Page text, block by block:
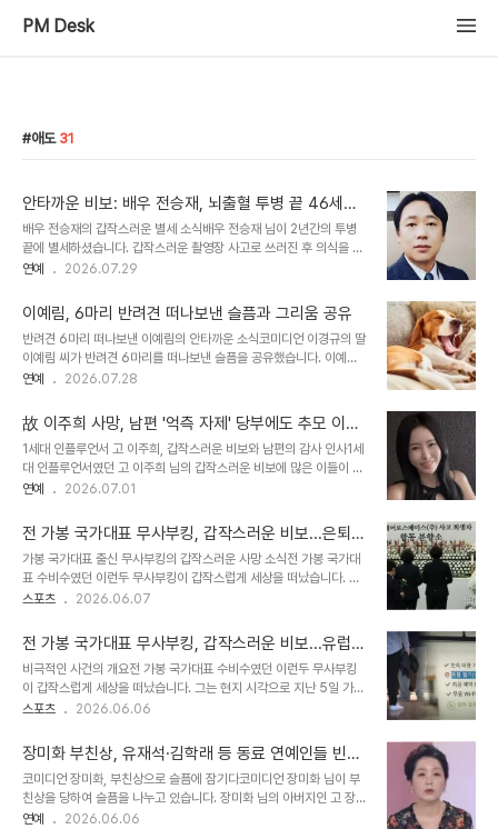
PM Desk
애도 31
안타까운 비보: 배우 전승재, 뇌출혈 투병 끝 46세로
별세
배우 전승재의 갑작스러운 별세 소식배우 전승재 님이 2년간의 투병
끝에 별세하셨습니다. 갑작스러운 촬영장 사고로 쓰러진 후 의식을 회
복하지 못하고 향년 46세로 세상을 떠나셨습니다. 동료들의 진심 어
이 이어지고 있습니다. 동료들의 진심 어린 응원과 안타까운 결과전승
재 님은 지난 2024년 2월, 드라마 '고려거란전쟁' 촬영 준비 중 뇌출
혈로 쓰러져 응급 수술을 받으셨습니다. 동료 배우들은 그의 회복을 위
해 공개적으로 응원하며 기도를 부탁했습니다. 하지만 많은 이들의 간
절한 바람에도 불구하고 의식을 되찾지 못하고 별세하여 안타까움을
'태극기 휘날리며'로 데뷔한 전승..
연예 2026.07.29
이예림, 6마리 반려견 떠나보낸 슬픔과 그리움 공유
반려견 6마리 떠나보낸 이예림의 안타까운 소식코미디언 이경규의 딸
이예림 씨가 반려견 6마리를 떠나보낸 슬픔을 공유했습니다. 이예림
씨는 자신의 계정을 통해 이 소식을 전하며 깊은 그리움을 표현했습니
마음을 전했습니다. 과거 '아빠를 부탁해' 출연 당시의 추억이예림 씨
는 과거 '아빠를 부탁해' 출연 당시 아버지 이경규 씨와 함께 찍었던 사
진을 공개했습니다. 사진 속에는 6마리의 강아지들이 함께 있었으며,
이 강아지들은 현재 모두 무지개 다리를 건넌 것으로 보입니다. 하지만
다른 반려견들은 여전히 건강하게 곁을 지키고 있다고 밝혔습니다. 대
감을 표했습니다. 반려견을..
연예 2026.07.28
故 이주희 사망, 남편 '억측 자제' 당부에도 추모 이어
져
1세대 인플루언서 고 이주희, 갑작스러운 비보와 남편의 감사 인사1세
대 인플루언서였던 고 이주희 님의 갑작스러운 비보에 많은 이들이 애
도를 표했습니다. 고인의 남편은 슬픔 속에서도 따뜻한 위로와 애도의
음 덕분에 고인이 외롭지 않게 마지막 길을 떠날 수 있었다고 밝혔습니
다. 가족의 슬픔과 억측으로 인한 고통 호소고 이주희 님의 남편은 갑
작스러운 이별로 인해 힘겨운 시간을 보내고 있다고 털어놓았습니다.
또한, 아내의 갑작스러운 심정지와 관련하여 사실과 다른 추측과 근거
없는 억측이 이어지면서 가족들이 또 다른 상처를 받고 있다고 호소했
탁했습니다. 고인의 명예와 남..
연예 2026.07.01
전 가봉 국가대표 무사부킹, 갑작스러운 비보...은퇴 4
년 만에 안타까운 소식
가봉 국가대표 출신 무사부킹의 갑작스러운 사망 소식전 가봉 국가대
표 수비수였던 이런두 무사부킹이 갑작스럽게 세상을 떠났습니다. 그
는 현지 시각으로 지난 5일 가봉 리브르빌의 한 주택 뒤편에서 숨진
사부킹의 축구 경력 및 활약상무사부킹은 유럽 무대에서 오랜 기간 활
약한 베테랑 수비수였습니다. 프랑스 SM 캉 유스팀 입단을 시작으로
스페인, 이탈리아 등 다양한 리그에서 준수한 활약을 펼쳤습니다. 또한
가봉 국가대표로도 14경기에 출전하며 아프리카 네이션스컵 등에 참
가했습니다. 전 소속팀들의 애도와 추모현역 은퇴 후 제2의 인생을 살
고 있습니다. SM 캉과 우디네세 칼..
스포츠 2026.06.07
전 가봉 국가대표 무사부킹, 갑작스러운 비보...유럽
무대 누빈 베테랑 수비수 은퇴 4년 만에 안타까운 소
식
비극적인 사건의 개요전 가봉 국가대표 수비수였던 이런두 무사부킹
이 갑작스럽게 세상을 떠났습니다. 그는 현지 시각으로 지난 5일 가봉
리브르빌의 한 주택 뒤편에서 숨진 채 발견되었습니다. 정확한 사망 경
럽 무대에서 오랜 기간 활약한 베테랑 수비수였습니다. 프랑스 SM 캉
유스팀 입단을 시작으로 스페인, 이탈리아 등 다양한 리그에서 준수한
활약을 펼쳤습니다. 또한 가봉 국가대표로서 A매치 14경기에 출전하
며 아프리카 네이션스컵 등 주요 대회에 참가했습니다. 은퇴 후와 전
소속팀의 반응그는 2022년 현역 은퇴를 선언하고 제2의 인생을 준비
스포츠 2026.06.06
장미화 부친상, 유재석·김학래 등 동료 연예인들 빈소
찾아 애도 물결
코미디언 장미화, 부친상으로 슬픔에 잠기다코미디언 장미화 님이 부
친상을 당하여 슬픔을 나누고 있습니다. 장미화 님의 아버지인 고 장상
덕 씨께서 별세하셨으며, 빈소는 건국대학교병원 장례식장에 마련되
연예 2026.06.06